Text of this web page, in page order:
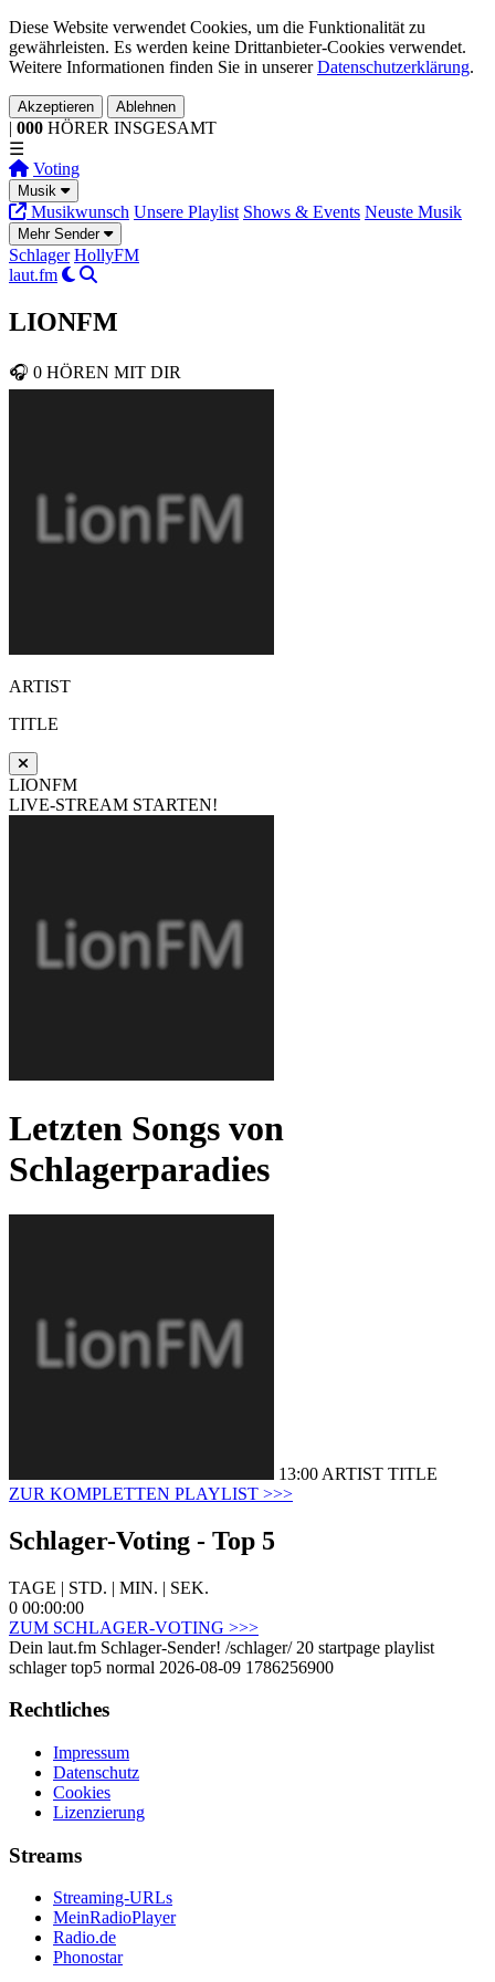
Diese Website verwendet Cookies, um die Funktionalität zu
gewährleisten. Es werden keine Drittanbieter-Cookies verwendet.
Weitere Informationen finden Sie in unsererDatenschutzerklärung.
Akzeptieren Ablehnen
| 000 HÖRER INSGESAMT
☰
Voting
Musik
Musikwunsch Unsere Playlist Shows & Events Neuste Musik
Mehr Sender
Schlager HollyFM
laut.fm
LIONFM
🎧 0 HÖREN MIT DIR
ARTIST
TITLE
LIONFM
LIVE-STREAM STARTEN!
Letzten Songs von
Schlagerparadies
13:00 ARTIST TITLE
ZUR KOMPLETTEN PLAYLIST >>>
Schlager-Voting - Top 5
TAGE | STD. | MIN. | SEK.
0 00:00:00
ZUM SCHLAGER-VOTING >>>
Dein laut.fm Schlager-Sender! /schlager/ 20 startpage playlist
schlager top5 normal 2026-08-09 1786256900
Rechtliches
Impressum
Datenschutz
Cookies
Lizenzierung
Streams
Streaming-URLs
MeinRadioPlayer
Radio.de
Phonostar